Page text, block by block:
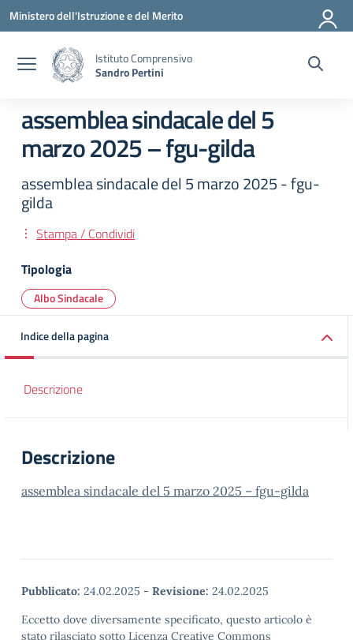
Vai ai contenuti
Vai al menu di navigazione
Vai al footer
Ministero dell'Istruzione e del Merito
Istituto Comprensivo
Sandro Pertini
assemblea sindacale del 5
marzo 2025 – fgu-gilda
assemblea sindacale del 5 marzo 2025 - fgu-
gilda
Stampa / Condividi
Tipologia
Albo Sindacale
Indice della pagina
Descrizione
Descrizione
assemblea sindacale del 5 marzo 2025 – fgu-gilda
Pubblicato: 24.02.2025 - Revisione: 24.02.2025
Eccetto dove diversamente specificato, questo articolo è
stato rilasciato sotto Licenza Creative Commons